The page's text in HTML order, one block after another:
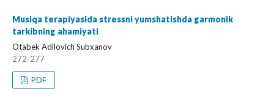
Musiqa terapiyasida stressni yumshatishda garmonik
tarkibning ahamiyati
Otabek Adilovich Subxanov
272-277
PDF